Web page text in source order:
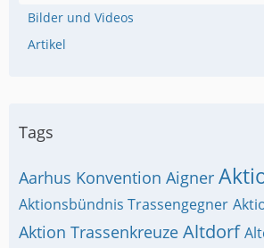
Bilder und Videos
Artikel
Tags
Aarhus Konvention Aigner
Aktionsbündnis Trassengegner
Aktion Trassenkreuze Altdorf